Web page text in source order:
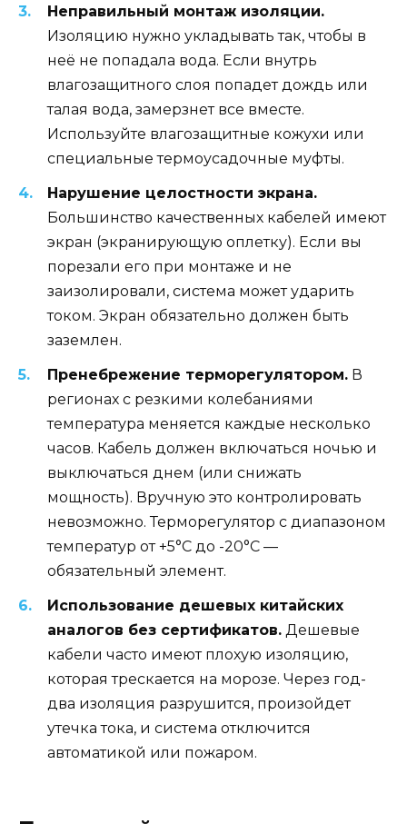
Неправильный монтаж изоляции.
Изоляцию нужно укладывать так, чтобы в
неё не попадала вода. Если внутрь
влагозащитного слоя попадет дождь или
талая вода, замерзнет все вместе.
Используйте влагозащитные кожухи или
специальные термоусадочные муфты.
Нарушение целостности экрана.
Большинство качественных кабелей имеют
экран (экранирующую оплетку). Если вы
порезали его при монтаже и не
заизолировали, система может ударить
током. Экран обязательно должен быть
заземлен.
Пренебрежение терморегулятором. В
регионах с резкими колебаниями
температура меняется каждые несколько
часов. Кабель должен включаться ночью и
выключаться днем (или снижать
мощность). Вручную это контролировать
невозможно. Терморегулятор с диапазоном
температур от +5°C до -20°C —
обязательный элемент.
Использование дешевых китайских
аналогов без сертификатов. Дешевые
кабели часто имеют плохую изоляцию,
которая трескается на морозе. Через год-
два изоляция разрушится, произойдет
утечка тока, и система отключится
автоматикой или пожаром.